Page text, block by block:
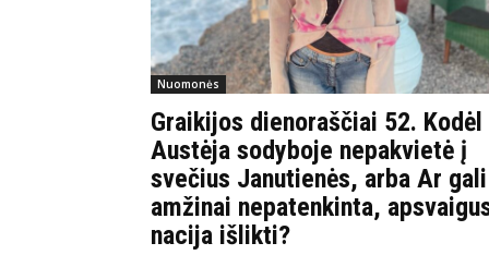
Nuomonės
Graikijos dienoraščiai 52. Kodėl
Austėja sodyboje nepakvietė į
svečius Janutienės, arba Ar gali
amžinai nepatenkinta,
nacija išlikti?